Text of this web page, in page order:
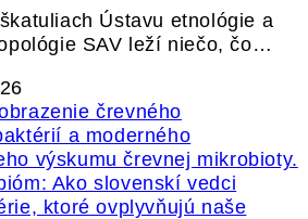
Ústavu etnológie a
SAV leží niečo, čo…
Ako slovenskí vedci
ktoré ovplyvňujú naše